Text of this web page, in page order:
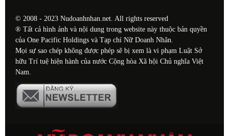
© 2008 - 2023 Nudoanhnhan.net. All rights reserved
® Tất cả hình ảnh và nội dung trong website này thuộc bản quyền
của One Pacific Holdings và Tạp chí Nữ Doanh Nhân.
Mọi sự sao chép không được phép sẽ bị xem là vi phạm Luật Sở
hữu Trí tuệ hiện hành của nước Cộng hòa Xã hội Chủ nghĩa Việt
Nam.